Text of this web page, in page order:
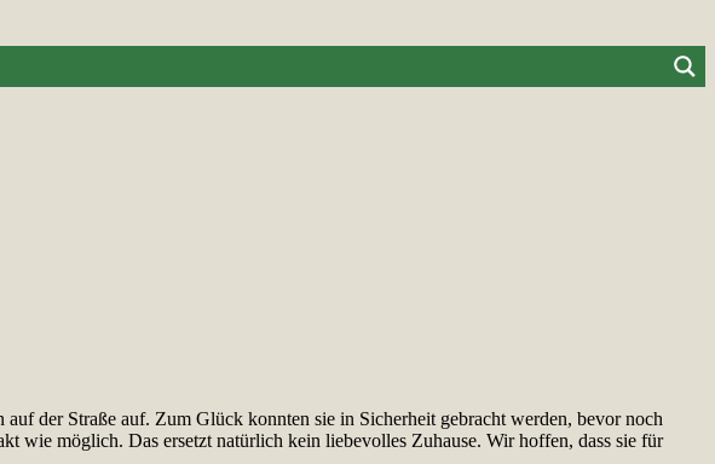
der Straße auf. Zum Glück konnten sie in Sicherheit gebracht werden, bevor noch
wie möglich. Das ersetzt natürlich kein liebevolles Zuhause. Wir hoffen, dass sie für